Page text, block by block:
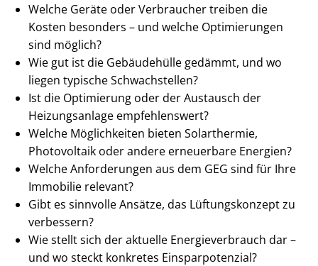
Welche Geräte oder Verbraucher treiben die
Kosten besonders – und welche Optimierungen
sind möglich?
Wie gut ist die Gebäudehülle gedämmt, und wo
liegen typische Schwachstellen?
Ist die Optimierung oder der Austausch der
Heizungsanlage empfehlenswert?
Welche Möglichkeiten bieten Solarthermie,
Photovoltaik oder andere erneuerbare Energien?
Welche Anforderungen aus dem GEG sind für Ihre
Immobilie relevant?
Gibt es sinnvolle Ansätze, das Lüftungskonzept zu
verbessern?
Wie stellt sich der aktuelle En­er­gie­ver­brauch dar –
und wo steckt konkretes Ein­spar­po­ten­zi­al?